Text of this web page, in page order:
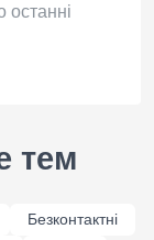
останні
тем
Безконтактні